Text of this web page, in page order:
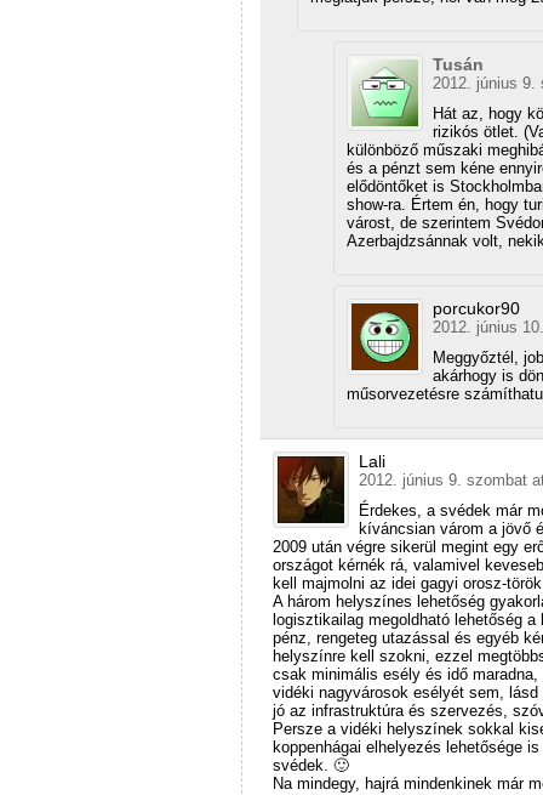
Tusán
2012. június 9.
Hát az, hogy
rizikós ötlet.
különböző műszaki
és a pénzt sem kéne
elődöntőket is
show-ra. Értem én, hogy
várost, de szerintem
Azerbajdzsánnak volt,
porcukor90
2012. június
Meggyőztél,
akárhogy is
műsorvezetésre
Lali
2012. június 9. szombat
Érdekes, a svédek már
kíváncsian várom a jövő
2009 után végre sikerül megint egy
országot kérnék rá, valamivel
kell majmolni az idei gagyi orosz-
A három helyszínes lehetőség
logisztikailag megoldható lehetőség
pénz, rengeteg utazással és egyéb
helyszínre kell szokni, ezzel
csak minimális esély és idő
vidéki nagyvárosok esélyét sem,
jó az infrastruktúra és szervezés,
Persze a vidéki helyszínek sokkal
koppenhágai elhelyezés lehetősége
svédek. 🙂
Na mindegy, hajrá mindenkinek már